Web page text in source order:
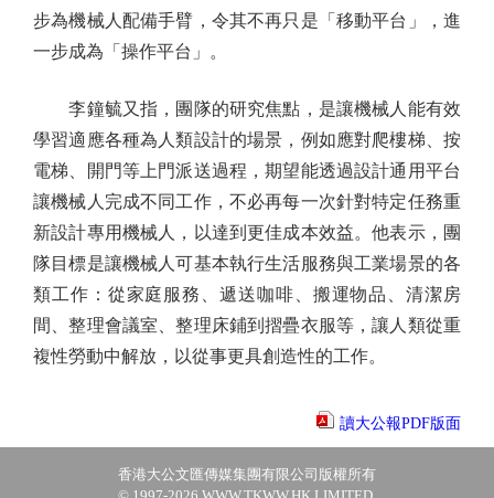
步為機械人配備手臂，令其不再只是「移動平台」，進
一步成為「操作平台」。
李鐘毓又指，團隊的研究焦點，是讓機械人能有效
學習適應各種為人類設計的場景，例如應對爬樓梯、按
電梯、開門等上門派送過程，期望能透過設計通用平台
讓機械人完成不同工作，不必再每一次針對特定任務重
新設計專用機械人，以達到更佳成本效益。他表示，團
隊目標是讓機械人可基本執行生活服務與工業場景的各
類工作：從家庭服務、遞送咖啡、搬運物品、清潔房
間、整理會議室、整理床鋪到摺疊衣服等，讓人類從重
複性勞動中解放，以從事更具創造性的工作。
讀大公報PDF版面
香港大公文匯傳媒集團有限公司版權所有